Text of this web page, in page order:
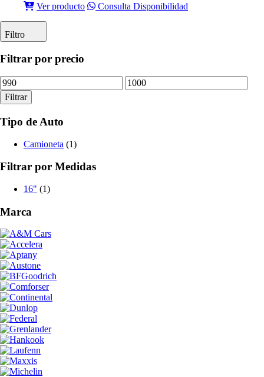
Ver producto
Consulta Disponibilidad
Filtro
Filtrar por precio
Precio
mínimo
Precio
máximo
Filtrar
Tipo de Auto
Camioneta (1)
Filtrar por Medidas
16" (1)
Marca